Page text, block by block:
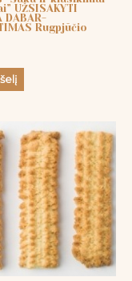
UŽSISAKYTI
DABAR-
Rugpjūčio